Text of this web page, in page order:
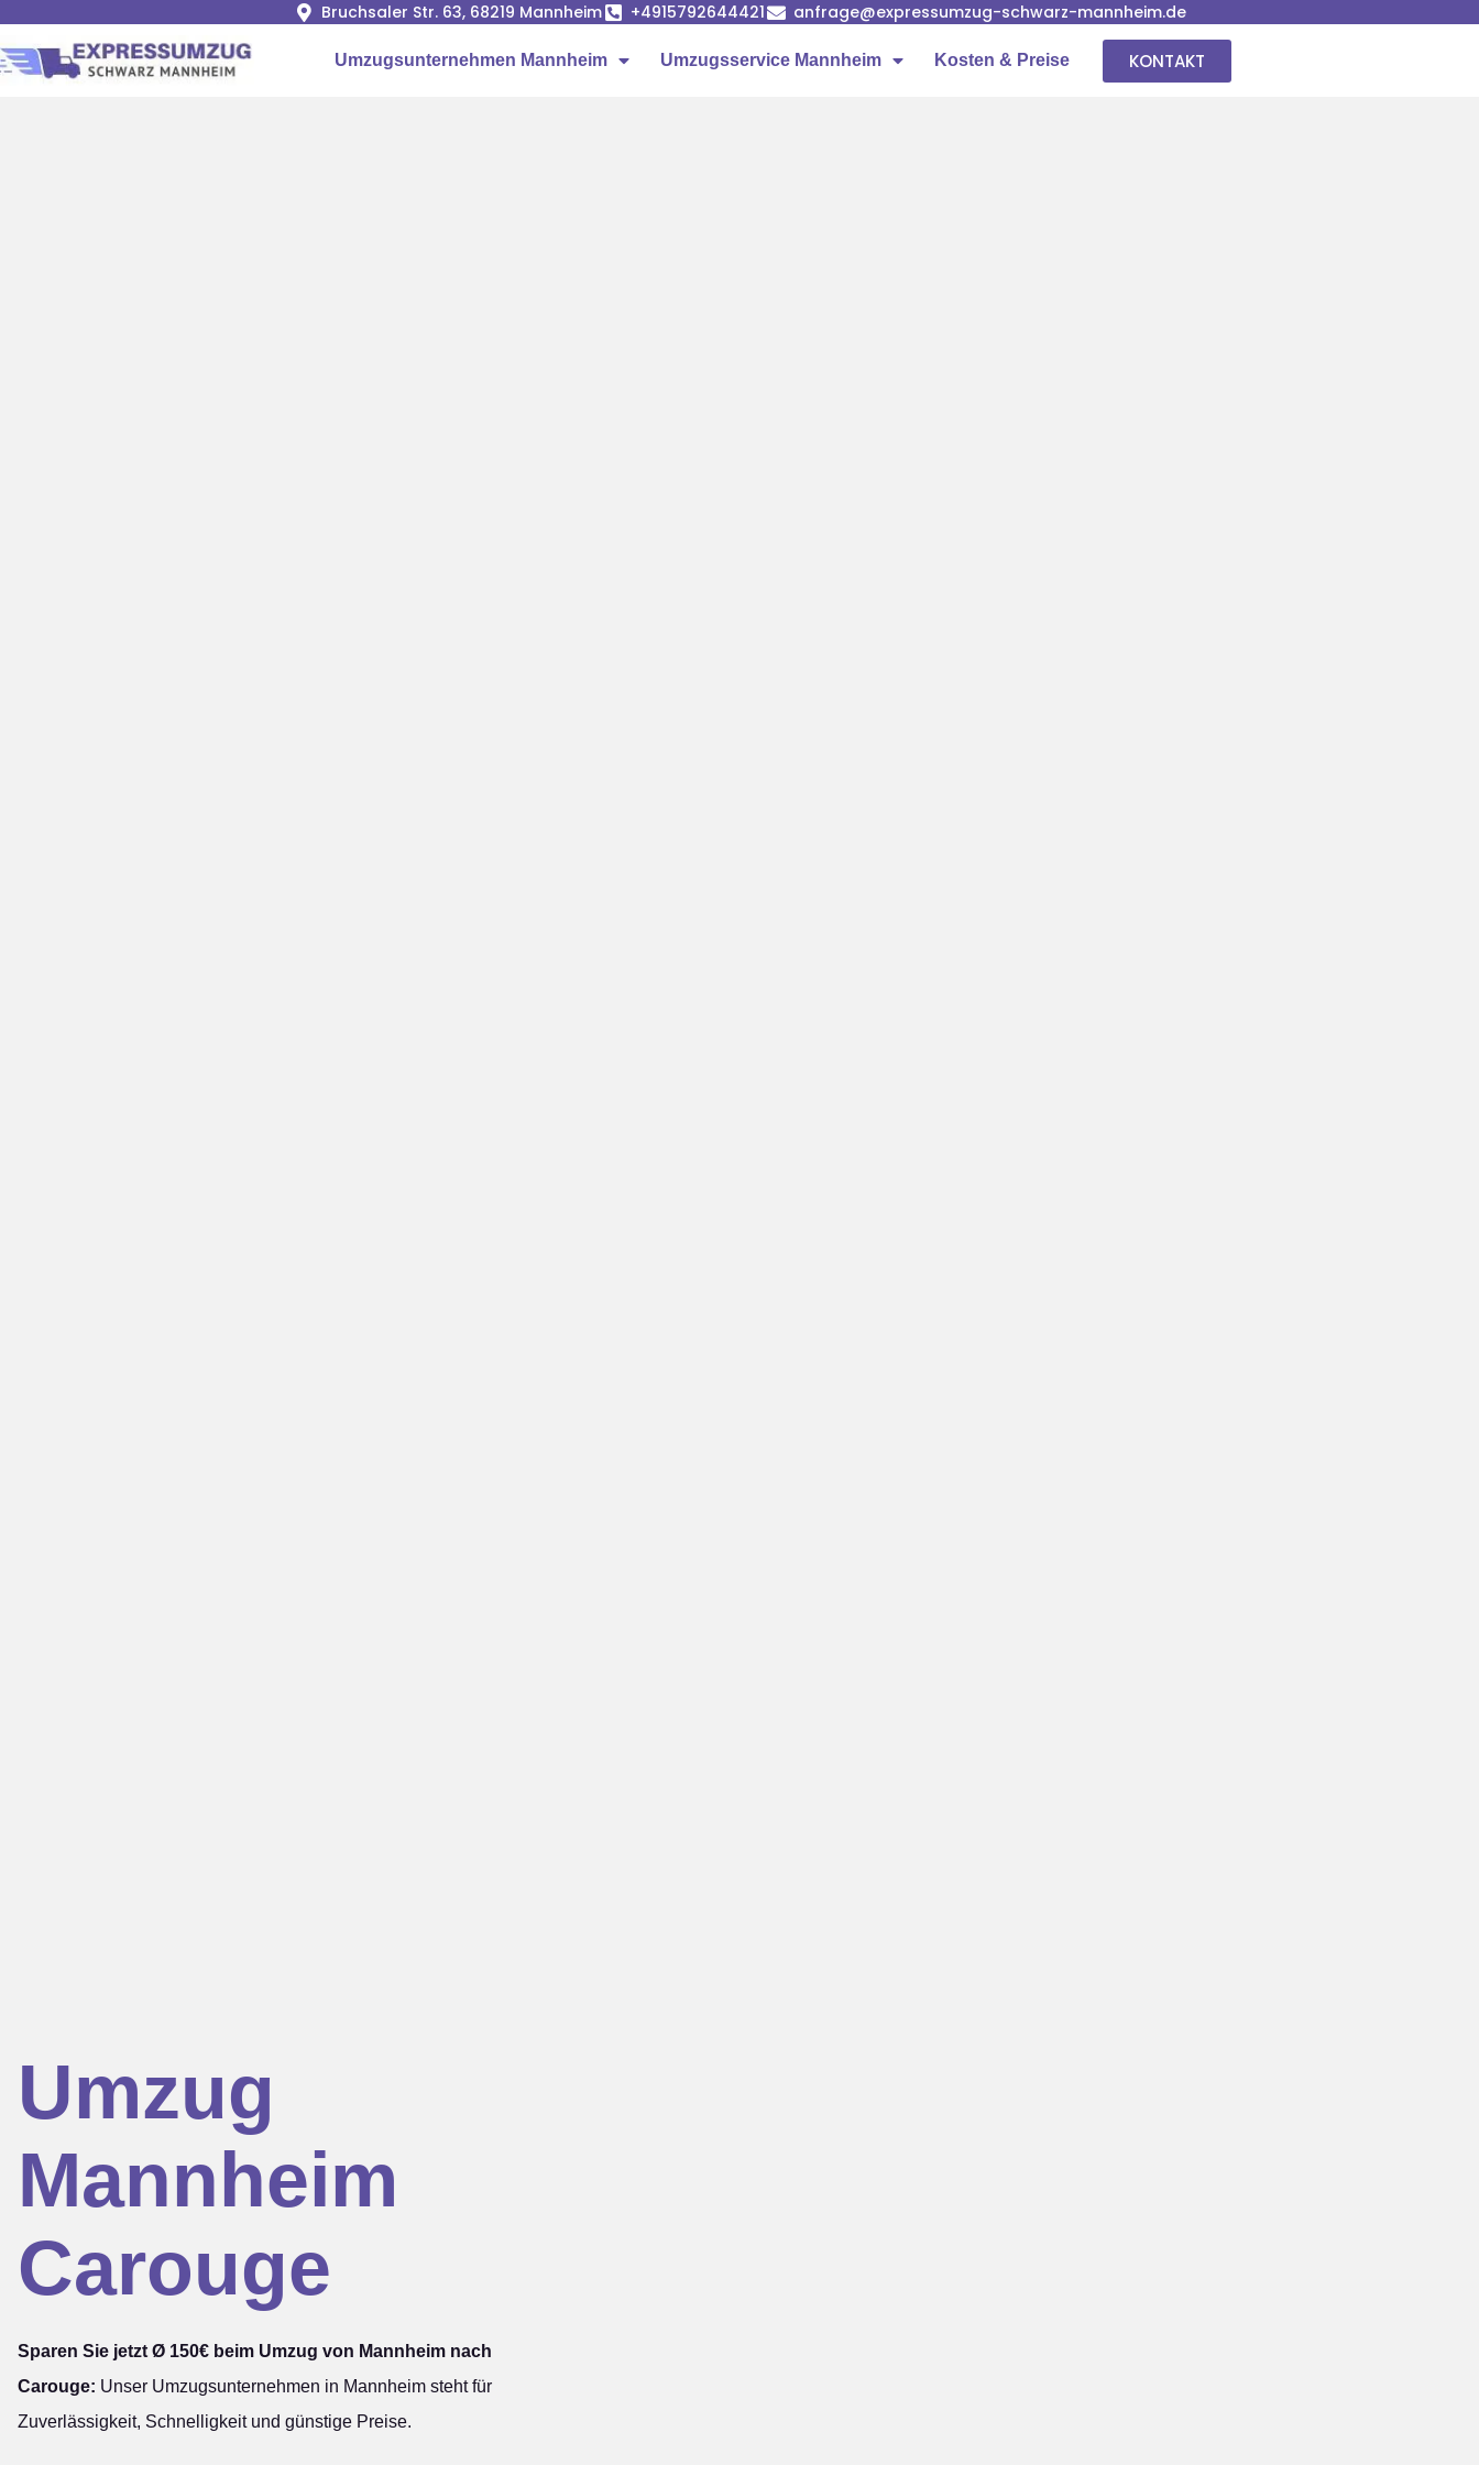
Bruchsaler Str. 63, 68219 Mannheim +4915792644421 anfrage@expressumzug-schwarz-mannheim.de
Umzugsunternehmen Mannheim Umzugsservice Mannheim Kosten & Preise KONTAKT
Umzug
Mannheim
Carouge
Sparen Sie jetzt Ø 150€ beim Umzug von Mannheim nach
Carouge: Unser Umzugsunternehmen in Mannheim steht für
Zuverlässigkeit, Schnelligkeit und günstige Preise.